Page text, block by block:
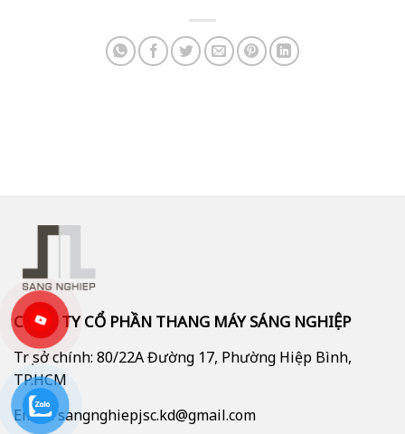
CÔNG TY CỔ PHẦN THANG MÁY SÁNG NGHIỆP
Trụ sở chính: 80/22A Đường 17, Phường Hiệp Bình,
TP.HCM
Email: sangnghiepjsc.kd@gmail.com